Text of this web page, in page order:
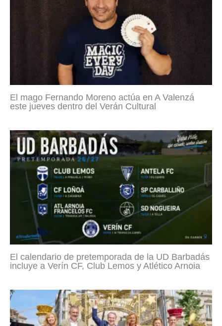
El mago Fernando Moreno actúa en A Valenzá
este jueves dentro del Verán Cultural
El calendario de pretemporada de la UD Barbadás
incluye a Verín CF, Club Lemos y Atlético Arnoia